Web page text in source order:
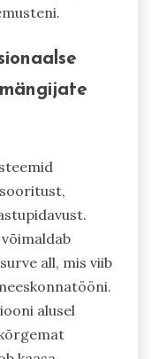
all, mis viib
alusel